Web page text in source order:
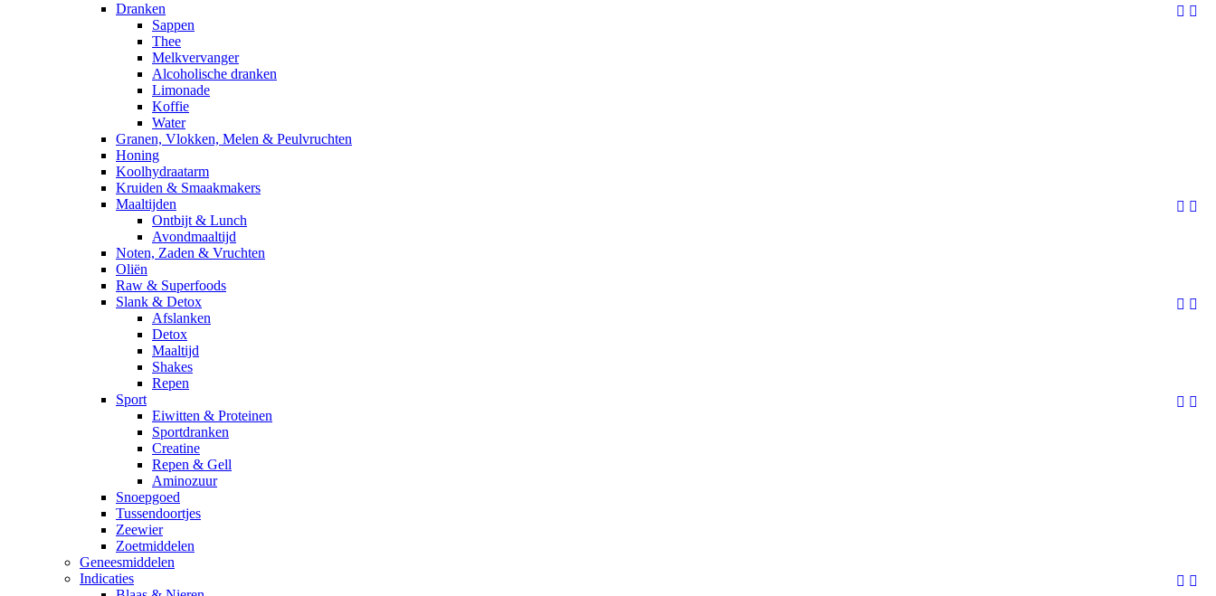
 
Dranken
Sappen
Thee
Melkvervanger
Alcoholische dranken
Limonade
Koffie
Water
Granen, Vlokken, Melen & Peulvruchten
Honing
Koolhydraatarm
Kruiden & Smaakmakers
 
Maaltijden
Ontbijt & Lunch
Avondmaaltijd
Noten, Zaden & Vruchten
Oliën
Raw & Superfoods
 
Slank & Detox
Afslanken
Detox
Maaltijd
Shakes
Repen
 
Sport
Eiwitten & Proteinen
Sportdranken
Creatine
Repen & Gell
Aminozuur
Snoepgoed
Tussendoortjes
Zeewier
Zoetmiddelen
Geneesmiddelen
 
Indicaties